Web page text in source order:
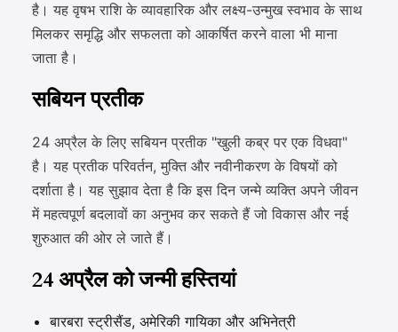
है। यह वृषभ राशि के व्यावहारिक और लक्ष्य-उन्मुख स्वभाव के साथ
मिलकर समृद्धि और सफलता को आकर्षित करने वाला भी माना
जाता है।
सबियन प्रतीक
24 अप्रैल के लिए सबियन प्रतीक "खुली कब्र पर एक विधवा"
है। यह प्रतीक परिवर्तन, मुक्ति और नवीनीकरण के विषयों को
दर्शाता है। यह सुझाव देता है कि इस दिन जन्मे व्यक्ति अपने जीवन
में महत्वपूर्ण बदलावों का अनुभव कर सकते हैं जो विकास और नई
शुरुआत की ओर ले जाते हैं।
24 अप्रैल को जन्मी हस्तियां
बारबरा स्ट्रीसैंड, अमेरिकी गायिका और अभिनेत्री